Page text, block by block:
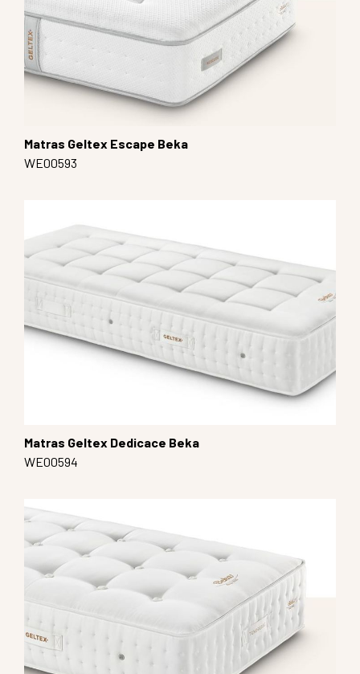
Matras Geltex Escape Beka
WE00593
Matras Geltex Dedicace Beka
WE00594